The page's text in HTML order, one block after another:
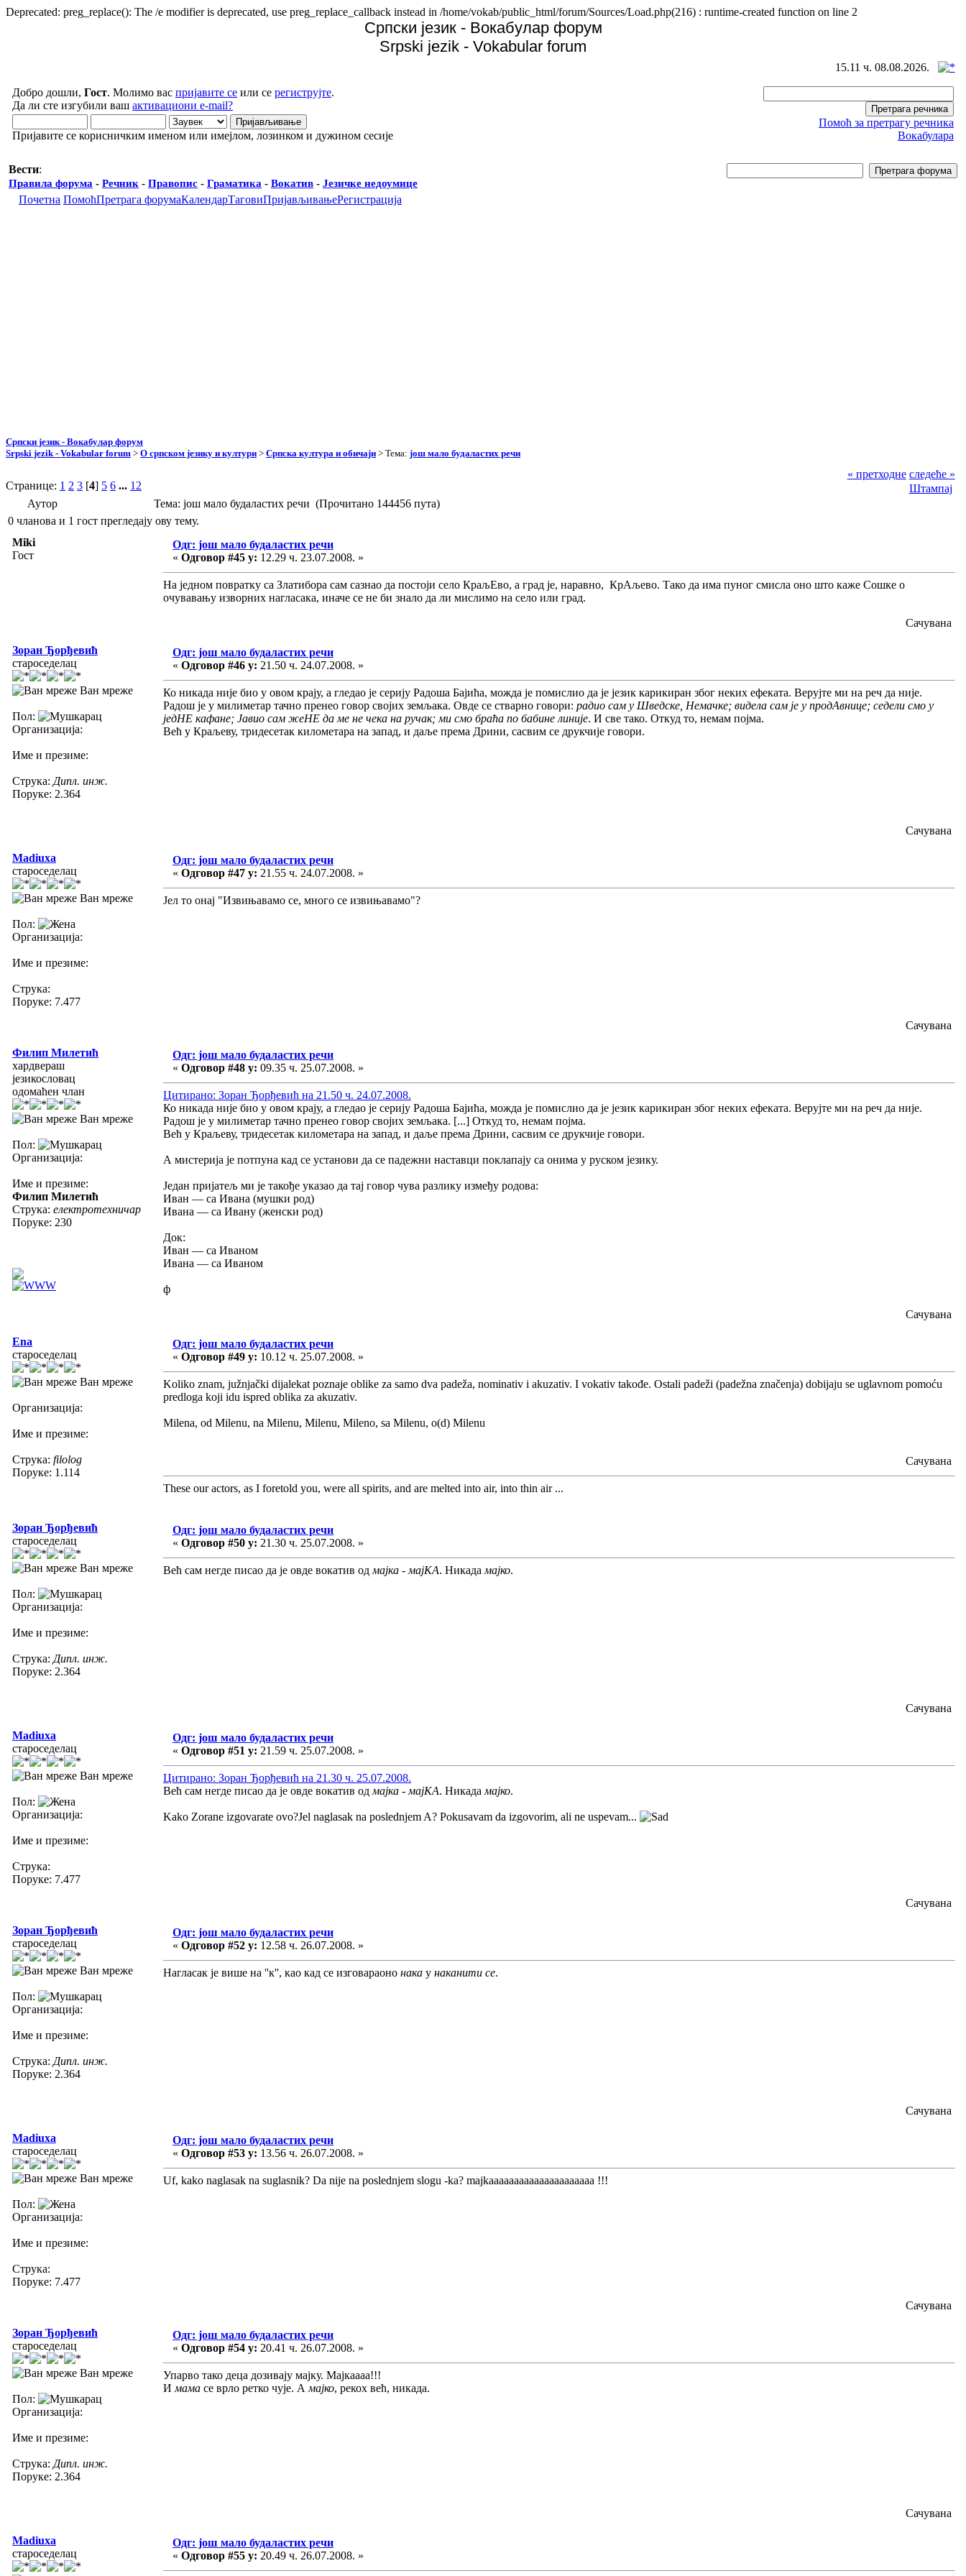
Deprecated: preg_replace(): The /e modifier is deprecated, use preg_replace_callback instead in /home/vokab/public_html/forum/Sources/Load.php(216) : runtime-created function on line 2
Српски језик - Вокабулар форум
Srpski jezik - Vokabular forum
15.11 ч. 08.08.2026.
Добро дошли, Гост. Молимо вас пријавите се или се региструјте.
Да ли сте изгубили ваш активациони e-mail?
Пријавите се корисничким именом или имејлом, лозинком и дужином сесије
Помоћ за претрагу речника
Вокабулара
Вести:
Правила форума - Речник - Правопис - Граматика - Вокатив - Језичке недоумице
Почетна ПомоћПретрага форумаКалендарТаговиПријављивањеРегистрација
Српски језик - Вокабулар форум
Srpski jezik - Vokabular forum > О српском језику и култури > Српска култура и обичаји > Тема: још мало будаластих речи
Странице: 1 2 3 [4] 5 6 ... 12
« претходне следеће »
Штампај
Аутор
Тема: још мало будаластих речи (Прочитано 144456 пута)
0 чланова и 1 гост прегледају ову тему.
Miki
Гост
Одг: још мало будаластих речи
« Одговор #45 у: 12.29 ч. 23.07.2008. »
На једном повратку са Златибора сам сазнао да постоји село КраљЕво, а град је, наравно, КрАљево. Тако да има пуног смисла оно што каже Сошке о
очувавању изворних нагласака, иначе се не би знало да ли мислимо на село или град.
Сачувана
Зоран Ђорђевић
староседелац
Ван мреже
Пол:
Организација:
Име и презиме:
Струка: Дипл. инж.
Поруке: 2.364
Одг: још мало будаластих речи
« Одговор #46 у: 21.50 ч. 24.07.2008. »
Ко никада није био у овом крају, а гледао је серију Радоша Бајића, можда је помислио да је језик карикиран због неких ефеката. Верујте ми на реч да није.
Радош је у милиметар тачно пренео говор својих земљака. Овде се стварно говори: радио сам у Шведске, Немачке; видела сам је у продАвнице; седели смо у
једНЕ кафане; Јавио сам жеНЕ да ме не чека на ручак; ми смо браћа по бабине линије. И све тако. Откуд то, немам појма.
Већ у Краљеву, тридесетак километара на запад, и даље према Дрини, сасвим се друкчије говори.
Сачувана
Madiuxa
староседелац
Ван мреже
Пол:
Организација:
Име и презиме:
Струка:
Поруке: 7.477
Одг: још мало будаластих речи
« Одговор #47 у: 21.55 ч. 24.07.2008. »
Јел то онај "Извињавамо се, много се извињавамо"?
Сачувана
Филип Милетић
хардвераш
језикословац
одомаћен члан
Ван мреже
Пол:
Организација:
Име и презиме:
Филип Милетић
Струка: електротехничар
Поруке: 230
Одг: још мало будаластих речи
« Одговор #48 у: 09.35 ч. 25.07.2008. »
Цитирано: Зоран Ђорђевић на 21.50 ч. 24.07.2008.
Ко никада није био у овом крају, а гледао је серију Радоша Бајића, можда је помислио да је језик карикиран због неких ефеката. Верујте ми на реч да није.
Радош је у милиметар тачно пренео говор својих земљака. [...] Откуд то, немам појма.
Већ у Краљеву, тридесетак километара на запад, и даље према Дрини, сасвим се друкчије говори.
А мистерија је потпуна кад се установи да се падежни наставци поклапају са онима у руском језику.
Један пријатељ ми је такође указао да тај говор чува разлику између родова:
Иван — са Ивана (мушки род)
Ивана — са Ивану (женски род)
Док:
Иван — са Иваном
Ивана — са Иваном
ф
Сачувана
Ena
староседелац
Ван мреже
Организација:
Име и презиме:
Струка: filolog
Поруке: 1.114
Одг: још мало будаластих речи
« Одговор #49 у: 10.12 ч. 25.07.2008. »
Koliko znam, južnjački dijalekat poznaje oblike za samo dva padeža, nominativ i akuzativ. I vokativ takođe. Ostali padeži (padežna značenja) dobijaju se uglavnom pomoću
predloga koji idu ispred oblika za akuzativ.
Milena, od Milenu, na Milenu, Milenu, Mileno, sa Milenu, o(d) Milenu
Сачувана
These our actors, as I foretold you, were all spirits, and are melted into air, into thin air ...
Зоран Ђорђевић
староседелац
Ван мреже
Пол:
Организација:
Име и презиме:
Струка: Дипл. инж.
Поруке: 2.364
Одг: још мало будаластих речи
« Одговор #50 у: 21.30 ч. 25.07.2008. »
Већ сам негде писао да је овде вокатив од мајка - мајКА. Никада мајко.
Сачувана
Madiuxa
староседелац
Ван мреже
Пол:
Организација:
Име и презиме:
Струка:
Поруке: 7.477
Одг: још мало будаластих речи
« Одговор #51 у: 21.59 ч. 25.07.2008. »
Цитирано: Зоран Ђорђевић на 21.30 ч. 25.07.2008.
Већ сам негде писао да је овде вокатив од мајка - мајКА. Никада мајко.
Kako Zorane izgovarate ovo?Jel naglasak na poslednjem A? Pokusavam da izgovorim, ali ne uspevam...
Сачувана
Зоран Ђорђевић
староседелац
Ван мреже
Пол:
Организација:
Име и презиме:
Струка: Дипл. инж.
Поруке: 2.364
Одг: још мало будаластих речи
« Одговор #52 у: 12.58 ч. 26.07.2008. »
Нагласак је више на ''к'', као кад се изговараоно нака у наканити се.
Сачувана
Madiuxa
староседелац
Ван мреже
Пол:
Организација:
Име и презиме:
Струка:
Поруке: 7.477
Одг: још мало будаластих речи
« Одговор #53 у: 13.56 ч. 26.07.2008. »
Uf, kako naglasak na suglasnik? Da nije na poslednjem slogu -ka? majkaaaaaaaaaaaaaaaaaaaaa !!!
Сачувана
Зоран Ђорђевић
староседелац
Ван мреже
Пол:
Организација:
Име и презиме:
Струка: Дипл. инж.
Поруке: 2.364
Одг: још мало будаластих речи
« Одговор #54 у: 20.41 ч. 26.07.2008. »
Упарво тако деца дозивају мајку. Мајкаааа!!!
И мама се врло ретко чује. А мајко, рекох већ, никада.
Сачувана
Madiuxa
староседелац
Одг: још мало будаластих речи
« Одговор #55 у: 20.49 ч. 26.07.2008. »